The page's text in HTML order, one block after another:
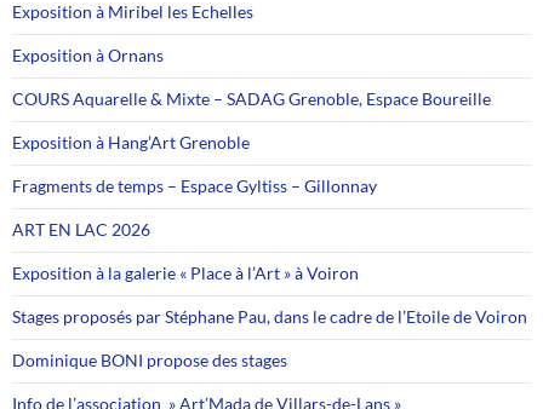
Exposition à Miribel les Echelles
Exposition à Ornans
COURS Aquarelle & Mixte – SADAG Grenoble, Espace Boureille
Exposition à Hang’Art Grenoble
Fragments de temps – Espace Gyltiss – Gillonnay
ART EN LAC 2026
Exposition à la galerie « Place à l’Art » à Voiron
Stages proposés par Stéphane Pau, dans le cadre de l’Etoile de Voiron
Dominique BONI propose des stages
Info de l’association » Art’Mada de Villars-de-Lans »